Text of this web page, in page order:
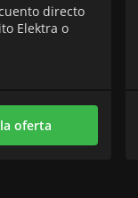
directo
Elektra o
oferta